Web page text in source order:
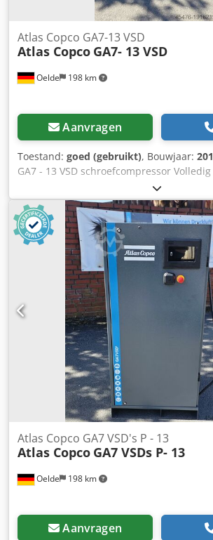
Oelde 198 km
Atlas Copco GA7-13 VSD
Atlas Copco GA7- 13 VSD
Aanvragen
Toestand: goed (gebruikt), Bouwjaar:
GA7 - 13 VSD schroefcompressor
inwendig volledig voorzien van leidingen
enkeltraps oliegeïnjecteerde
geluidgedempt. Dwodpfx Abjwk Hcyorsa
bar Motorvermogen: 7,50 kW
m³/min
Oelde 198 km
Atlas Copco GA7 VSD's P - 13
Atlas Copco GA7 VSDs P- 13
Aanvragen